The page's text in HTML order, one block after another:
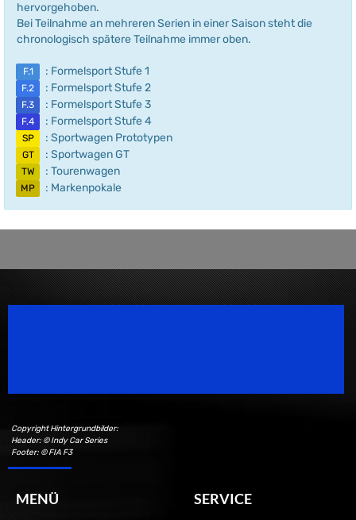
hervorgehoben.
Bei Teilnahme an mehreren Serien in einer Saison steht die
chronologisch spätere Teilnahme immer oben.
F.1 : Formelsport Stufe 1
F.2 : Formelsport Stufe 2
F.3 : Formelsport Stufe 3
F.4 : Formelsport Stufe 4
SP : Sportwagen Prototypen
GT : Sportwagen GT
TW : Tourenwagen
MP : Markenpokale
Copyright Hintergrundbilder:
Header: © Indy Car Series
Footer: © FIA F3
MENÜ SERVICE